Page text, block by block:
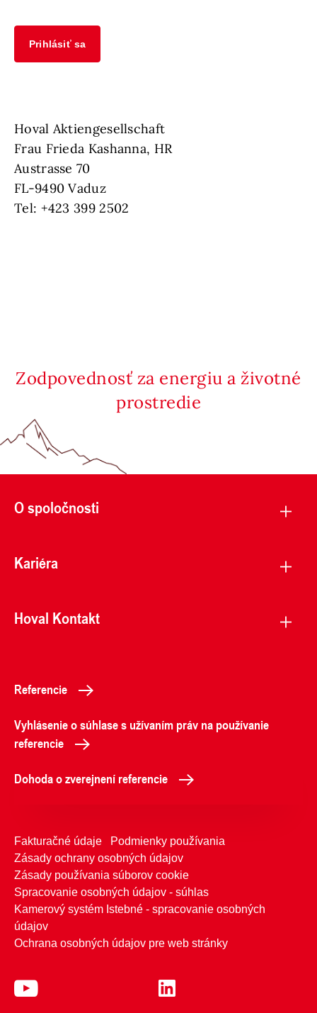
Prihlásiť sa
Hoval Aktiengesellschaft
Frau Frieda Kashanna, HR
Austrasse 70
FL-9490 Vaduz
Tel: +423 399 2502
Zodpovednosť za energiu a životné
prostredie
O spoločnosti
Kariéra
Hoval Kontakt
Referencie
Vyhlásenie o súhlase s užívaním práv na používanie
referencie
Dohoda o zverejnení referencie
Fakturačné údaje
Podmienky používania
Zásady ochrany osobných údajov
Zásady používania súborov cookie
Spracovanie osobných údajov - súhlas
Kamerový systém Istebné - spracovanie osobných
údajov
Ochrana osobných údajov pre web stránky